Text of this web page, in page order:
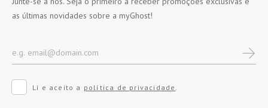
as últimas novidades sobre a myGhost!
Li e aceito a política de privacidade.